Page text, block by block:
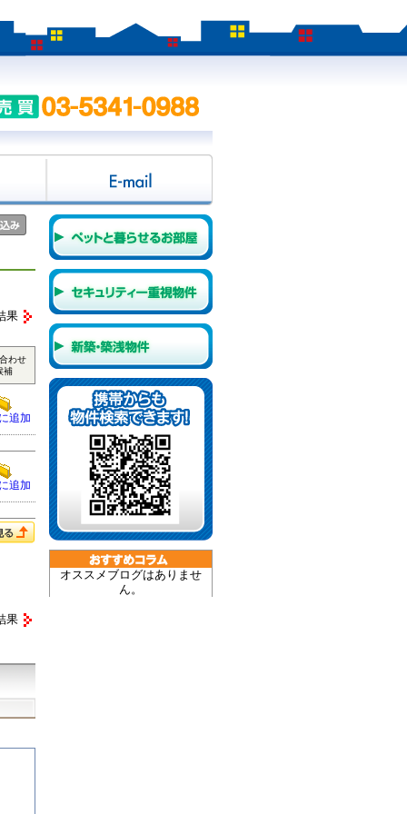
オススメブログはありませ
ん。
果
わせ
補
追加
追加
果